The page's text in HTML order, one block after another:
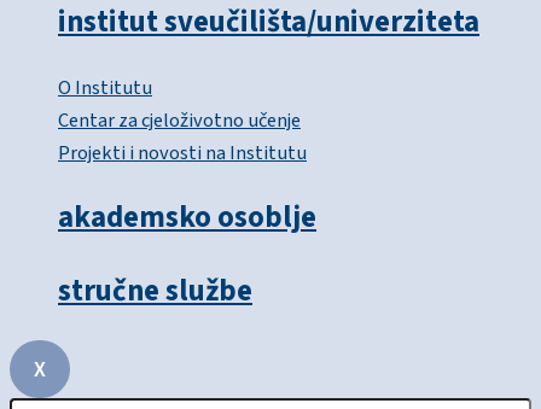
institut sveučilišta/univerziteta
O Institutu
Centar za cjeloživotno učenje
Projekti i novosti na Institutu
akademsko osoblje
stručne službe
X